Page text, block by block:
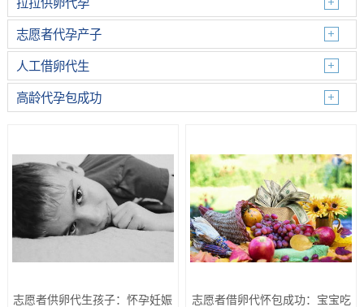
拉拉供卵代孕
志愿者代孕产子
人工借卵代生
高龄代孕包成功
志愿者供卵代生孩子：怀孕妊娠
志愿者借卵代怀包成功：宝宝吃